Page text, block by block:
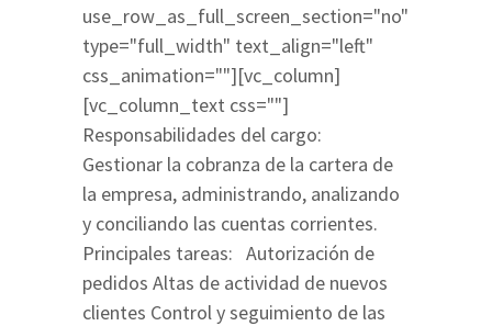
use_row_as_full_screen_section="no"
type="full_width" text_align="left"
css_animation=""][vc_column]
[vc_column_text css=""]
Responsabilidades del cargo:
Gestionar la cobranza de la cartera de
la empresa, administrando, analizando
y conciliando las cuentas corrientes.
Principales tareas: Autorización de
pedidos Altas de actividad de nuevos
clientes Control y seguimiento de las